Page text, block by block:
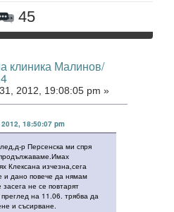
45
клиника Малинов/
2012, 19:08:05 pm »
18:50:07 pm
р Персенска ми спря
Клексана изчезна,сега
и дано повече да нямам
не се повтарят
на 11.06. трябва да
и съсирване.